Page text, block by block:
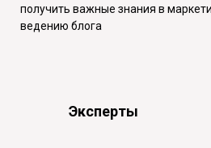
получить важные знания в
ведению блога
Эксперты